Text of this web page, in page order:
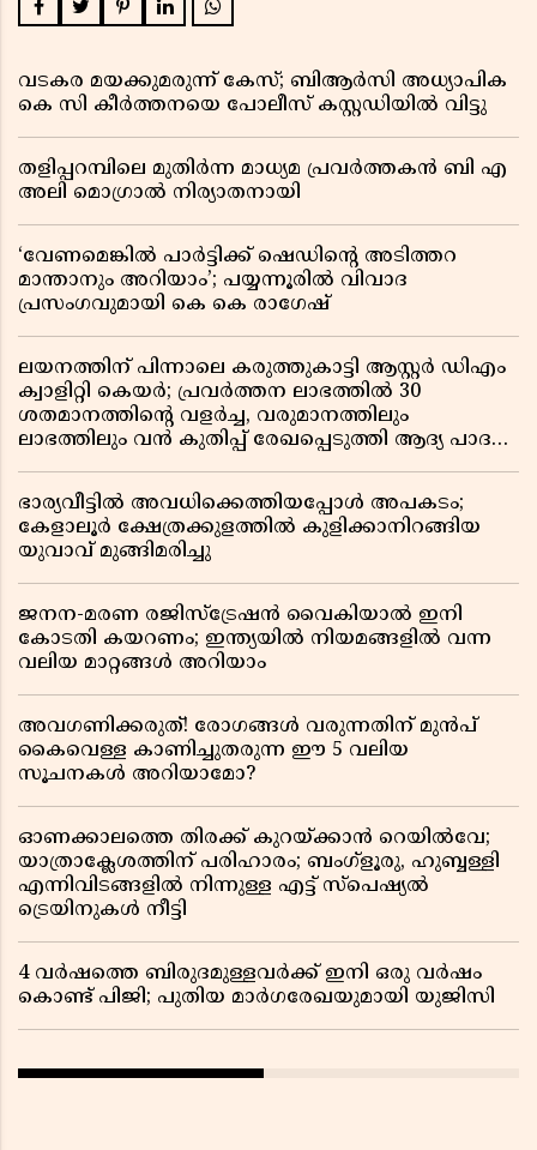
വടകര മയക്കുമരുന്ന് കേസ്; ബിആർസി അധ്യാപിക
കെ സി കീർത്തനയെ പോലീസ് കസ്റ്റഡിയിൽ വിട്ടു
തളിപ്പറമ്പിലെ മുതിർന്ന മാധ്യമ പ്രവർത്തകൻ ബി എ
അലി മൊഗ്രാൽ നിര്യാതനായി
‘വേണമെങ്കിൽ പാർട്ടിക്ക് ഷെഡിൻ്റെ അടിത്തറ
മാന്താനും അറിയാം’; പയ്യന്നൂരിൽ വിവാദ
പ്രസംഗവുമായി കെ കെ രാഗേഷ്
ലയനത്തിന് പിന്നാലെ കരുത്തുകാട്ടി ആസ്റ്റർ ഡിഎം
ക്വാളിറ്റി കെയർ; പ്രവർത്തന ലാഭത്തിൽ 30
ശതമാനത്തിൻ്റെ വളർച്ച, വരുമാനത്തിലും
ലാഭത്തിലും വൻ കുതിപ്പ് രേഖപ്പെടുത്തി ആദ്യ പാദ
ഭാര്യവീട്ടിൽ അവധിക്കെത്തിയപ്പോൾ അപകടം;
കേളാലൂർ ക്ഷേത്രക്കുളത്തിൽ കുളിക്കാനിറങ്ങിയ
യുവാവ് മുങ്ങിമരിച്ചു
ജനന-മരണ രജിസ്ട്രേഷൻ വൈകിയാൽ ഇനി
കോടതി കയറണം; ഇന്ത്യയിൽ നിയമങ്ങളിൽ വന്ന
വലിയ മാറ്റങ്ങൾ അറിയാം
അവഗണിക്കരുത്! രോഗങ്ങൾ വരുന്നതിന് മുൻപ്
കൈവെള്ള കാണിച്ചുതരുന്ന ഈ 5 വലിയ
സൂചനകൾ അറിയാമോ?
ഓണക്കാലത്തെ തിരക്ക് കുറയ്ക്കാൻ റെയിൽവേ;
യാത്രാക്ലേശത്തിന് പരിഹാരം; ബംഗ്ളൂരു, ഹുബ്ബള്ളി
എന്നിവിടങ്ങളിൽ നിന്നുള്ള എട്ട് സ്പെഷ്യൽ
ട്രെയിനുകൾ നീട്ടി
4 വർഷത്തെ ബിരുദമുള്ളവർക്ക് ഇനി ഒരു വർഷം
കൊണ്ട് പിജി; പുതിയ മാർഗരേഖയുമായി യുജിസി